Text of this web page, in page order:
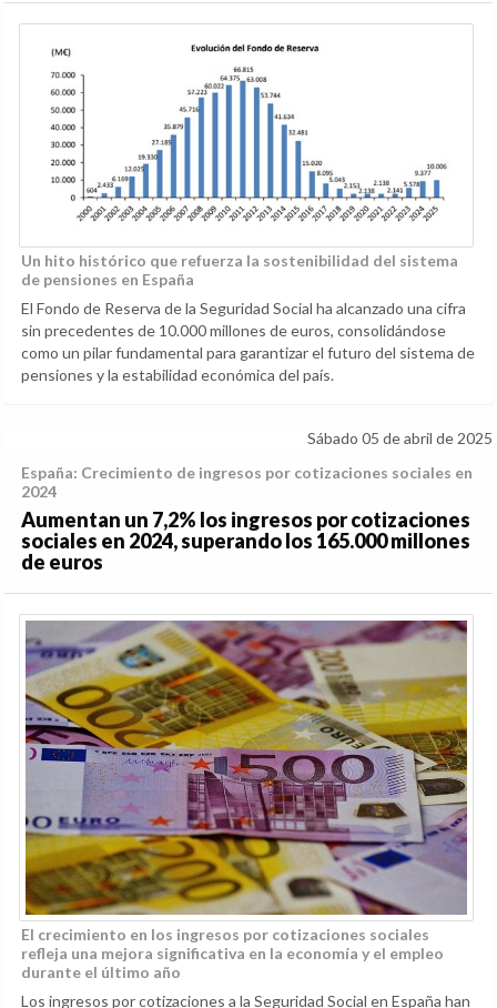
Un hito histórico que refuerza la sostenibilidad del sistema
de pensiones en España
El Fondo de Reserva de la Seguridad Social ha alcanzado una cifra
sin precedentes de 10.000 millones de euros, consolidándose
como un pilar fundamental para garantizar el futuro del sistema de
pensiones y la estabilidad económica del país.
Sábado 05 de abril de 2025
España: Crecimiento de ingresos por cotizaciones sociales en
2024
Aumentan un 7,2% los ingresos por cotizaciones
sociales en 2024, superando los 165.000 millones
de euros
El crecimiento en los ingresos por cotizaciones sociales
refleja una mejora significativa en la economía y el empleo
durante el último año
Los ingresos por cotizaciones a la Seguridad Social en España han